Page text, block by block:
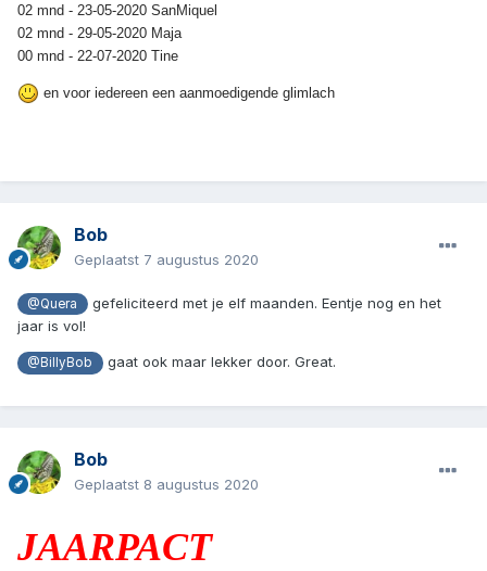
02 mnd - 23-05-2020 SanMiquel
02 mnd - 29-05-2020 Maja
00 mnd - 22-07-2020 Tine
en voor iedereen een aanmoedigende glimlach
Bob
Geplaatst 7 augustus 2020
@Quera
gefeliciteerd met je elf maanden. Eentje nog en het
jaar is vol!
@BillyBob gaat ook maar lekker door. Great.
Bob
Geplaatst 8 augustus 2020
JAARPACT